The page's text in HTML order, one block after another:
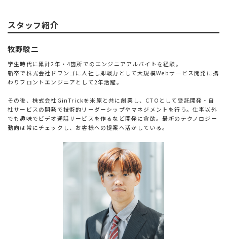
スタッフ紹介
牧野駿二
学生時代に累計2年・4箇所でのエンジニアアルバイトを経験。
新卒で株式会社ドワンゴに入社し即戦力として大規模Webサービス開発に携
わりフロントエンジニアとして2年活躍。
その後、株式会社GinTrickを米原と共に創業し、CTOとして受託開発・自
社サービスの開発で技術的リーダーシップやマネジメントを行う。仕事以外
でも趣味でビデオ通話サービスを作るなど開発に貪欲。最新のテクノロジー
動向は常にチェックし、お客様への提案へ活かしている。